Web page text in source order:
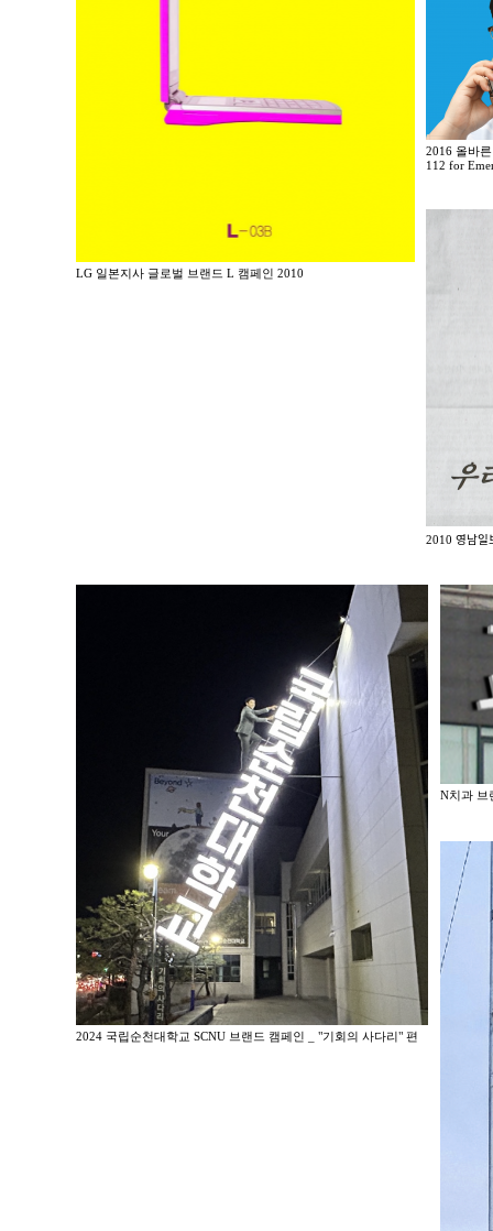
LG 일본지사 글로벌 브랜드 L 캠페인 2010
2016 올바
112 for
2010
2024 국립순천대학교 SCNU 브랜드 캠페인 _ "기회의 사다리" 편
N치과 브